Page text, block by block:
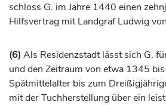
schloss G. im Jahre 1440 einen
Hilfsvertrag mitLandgrafLudwig
(6) Als Residenzstadt lässt sich G.
und den Zeitraum von etwa 1345
Spätmittelalter bis zum
mit der Tuchherstellung über ein